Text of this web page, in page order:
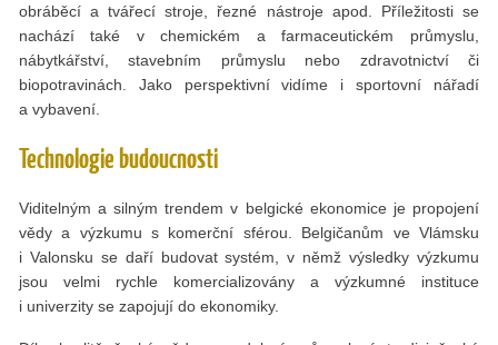
obráběcí a tvářecí stroje, řezné nástroje apod. Příležitosti se
nachází také v chemickém a farmaceutickém průmyslu,
nábytkářství, stavebním průmyslu nebo zdravotnictví či
biopotravinách. Jako perspektivní vidíme i sportovní nářadí
a vybavení.
Technologie budoucnosti
Viditelným a silným trendem v belgické ekonomice je propojení
vědy a výzkumu s komerční sférou. Belgičanům ve Vlámsku
i Valonsku se daří budovat systém, v němž výsledky výzkumu
jsou velmi rychle komercializovány a výzkumné instituce
i univerzity se zapojují do ekonomiky.